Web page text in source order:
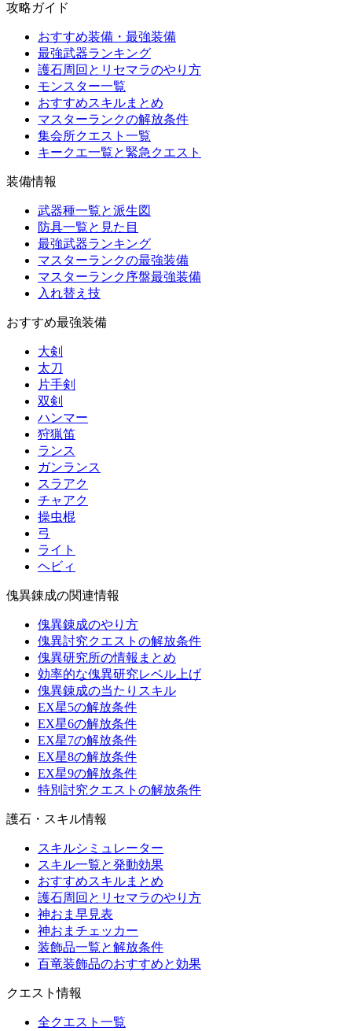
攻略ガイド
おすすめ装備・最強装備
最強武器ランキング
護石周回とリセマラのやり方
モンスター一覧
おすすめスキルまとめ
マスターランクの解放条件
集会所クエスト一覧
キークエ一覧と緊急クエスト
装備情報
武器種一覧と派生図
防具一覧と見た目
最強武器ランキング
マスターランクの最強装備
マスターランク序盤最強装備
入れ替え技
おすすめ最強装備
大剣
太刀
片手剣
双剣
ハンマー
狩猟笛
ランス
ガンランス
スラアク
チャアク
操虫棍
弓
ライト
ヘビィ
傀異錬成の関連情報
傀異錬成のやり方
傀異討究クエストの解放条件
傀異研究所の情報まとめ
効率的な傀異研究レベル上げ
傀異錬成の当たりスキル
EX星5の解放条件
EX星6の解放条件
EX星7の解放条件
EX星8の解放条件
EX星9の解放条件
特別討究クエストの解放条件
護石・スキル情報
スキルシミュレーター
スキル一覧と発動効果
おすすめスキルまとめ
護石周回とリセマラのやり方
神おま早見表
神おまチェッカー
装飾品一覧と解放条件
百竜装飾品のおすすめと効果
クエスト情報
全クエスト一覧